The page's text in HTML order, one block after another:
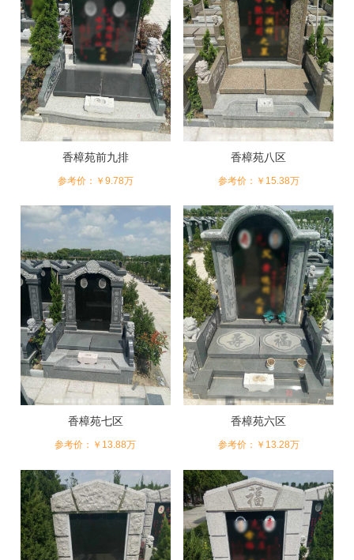
香樟苑前九排
参考价：￥9.78万
香樟苑八区
参考价：￥15.38万
香樟苑七区
参考价：￥13.88万
香樟苑六区
参考价：￥13.28万